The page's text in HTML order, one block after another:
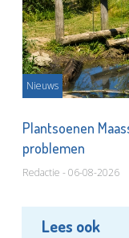
Nieuws
Plantsoenen
problemen
Redactie - 06-08-2026
Lees ook